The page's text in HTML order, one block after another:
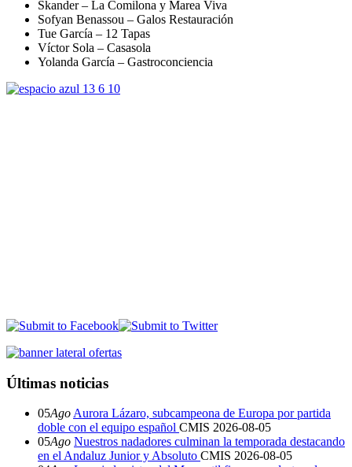
Skander – La Comilona y Marea Viva
Sofyan Benassou – Galos Restauración
Tue García – 12 Tapas
Víctor Sola – Casasola
Yolanda García – Gastroconciencia
Últimas noticias
05Ago Aurora Lázaro, subcampeona de Europa por partida
doble con el equipo español CMIS 2026-08-05
05Ago Nuestros nadadores culminan la temporada destacando
en el Andaluz Junior y Absoluto CMIS 2026-08-05